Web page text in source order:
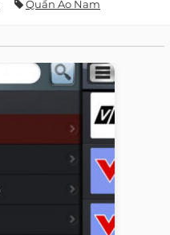
Quần Áo Nam